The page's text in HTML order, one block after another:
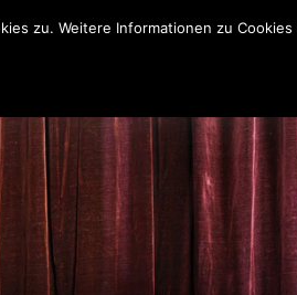
zu. Weitere Informationen zu